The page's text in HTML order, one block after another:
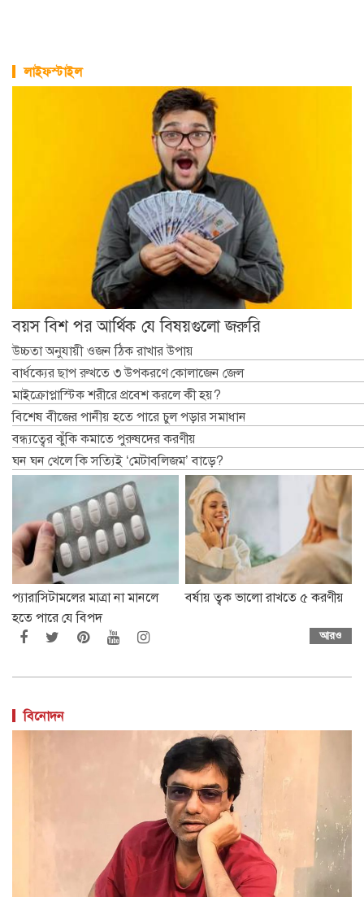
লাইফস্টাইল
বয়স বিশ পর আর্থিক যে বিষয়গুলো জরুরি
উচ্চতা অনুযায়ী ওজন ঠিক রাখার উপায়
বার্ধক্যের ছাপ রুখতে ৩ উপকরণে কোলাজেন জেল
মাইক্রোপ্লাস্টিক শরীরে প্রবেশ করলে কী হয়?
বিশেষ বীজের পানীয় হতে পারে চুল পড়ার সমাধান
বন্ধ্যত্বের ঝুঁকি কমাতে পুরুষদের করণীয়
ঘন ঘন খেলে কি সত্যিই ‘মেটাবলিজম’ বাড়ে?
প্যারাসিটামলের মাত্রা না মানলে
হতে পারে যে বিপদ
বর্ষায় ত্বক ভালো রাখতে ৫ করণীয়
আরও
বিনোদন